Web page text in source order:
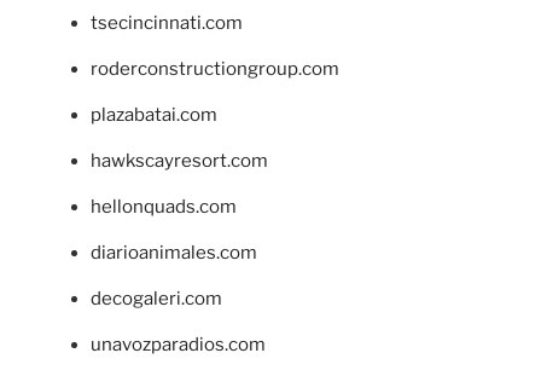
tsecincinnati.com
roderconstructiongroup.com
plazabatai.com
hawkscayresort.com
hellonquads.com
diarioanimales.com
decogaleri.com
unavozparadios.com